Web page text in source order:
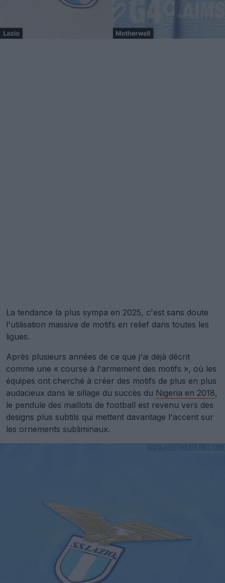
La tendance la plus sympa en 2025, c'est sans doute
l'utilisation massive de motifs en relief dans toutes les
ligues.
Après plusieurs années de ce que j'ai déjà décrit
comme une « course à l'armement des motifs », où les
équipes ont cherché à créer des motifs de plus en plus
audacieux dans le sillage du succès du Nigeria en 2018,
le pendule des maillots de football est revenu vers des
designs plus subtils qui mettent davantage l'accent sur
les ornements subliminaux.